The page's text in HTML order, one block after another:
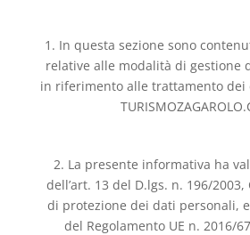
1. In questa sezione sono
relative alle modalità di gestione
in riferimento alle trattamento
2. La presente informativa ha
dell’art. 13 del D.lgs. n. 196/
di protezione dei dati personali,
del Regolamento UE n. 2016/